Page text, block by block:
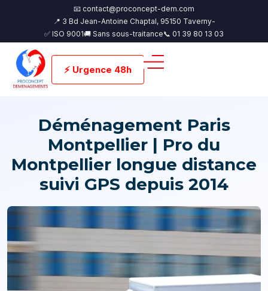
📧 contact@proconcept-dem.com
📍 3 Bd Jean-Antoine Chaptal, 95150 Taverny-
✅ ISO 9001🚚 Sans sous-traitance📞 01 39 80 13 03
⚡ Urgence 48h
Déménagement Paris
Montpellier | Pro du
Montpellier longue distance
suivi GPS depuis 2014